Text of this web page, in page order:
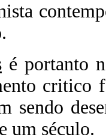
é portanto
critico
sendo
um século.